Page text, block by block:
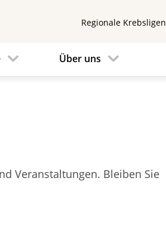
Regionale Krebsligen
Über uns
Veranstaltungen. Bleiben Sie